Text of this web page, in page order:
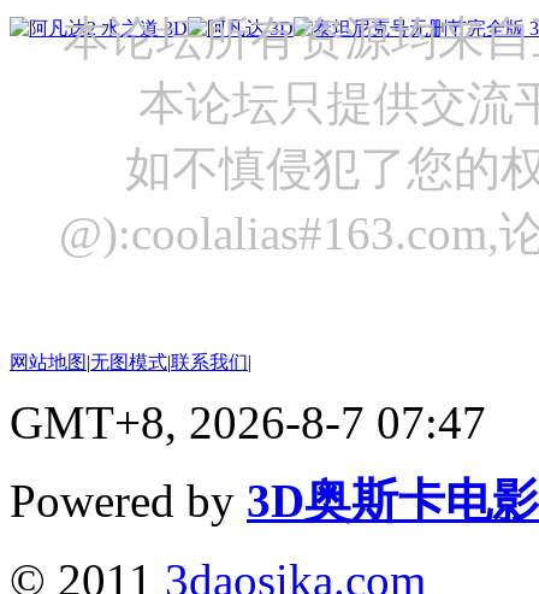
本论坛所有资源均来
本论坛只提供交流
如不慎侵犯了您的
网站地图|无图模式|联系我们|
GMT+8, 2026-8-7 07:47
Powered by 3D奥斯卡电
© 2011 3daosika.com